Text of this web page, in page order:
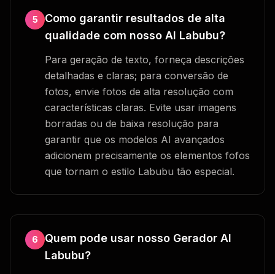
5
Como garantir resultados de alta
qualidade com nosso AI Labubu?
Para geração de texto, forneça descrições
detalhadas e claras; para conversão de
fotos, envie fotos de alta resolução com
características claras. Evite usar imagens
borradas ou de baixa resolução para
garantir que os modelos AI avançados
adicionem precisamente os elementos fofos
que tornam o estilo Labubu tão especial.
6
Quem pode usar nosso Gerador AI
Labubu?